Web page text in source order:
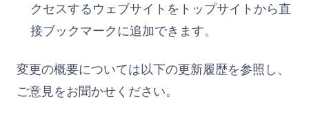
クセスするウェブサイトをトップサイトから直
接ブックマークに追加できます。
変更の概要については以下の更新履歴を参照し、
ご意見をお聞かせください。